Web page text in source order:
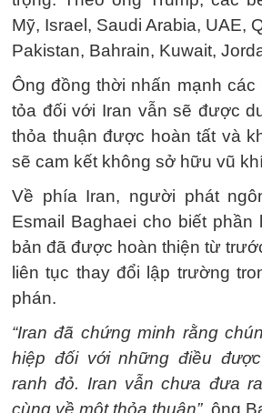
Mỹ, Israel, Saudi Arabia, UAE,
Pakistan, Bahrain, Kuwait,
Ông đồng thời nhấn mạnh các
tỏa đối với Iran vẫn sẽ được
thỏa thuận được hoàn tất và
sẽ cam kết không sở hữu vũ
Về phía Iran, người phát
Esmail Baghaei cho biết phần
bản đã được hoàn thiện từ
liên tục thay đổi lập trường
phán.
“Iran đã chứng minh rằng
hiệp đối với những điều
ranh đỏ. Iran vẫn chưa đưa
cùng về một thỏa thuận”, ông